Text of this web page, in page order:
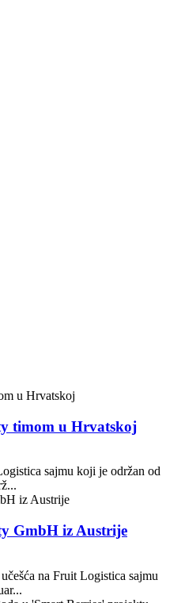
timom u Hrvatskoj
sajmu koji je održan od
GmbH iz Austrije
na Fruit Logistica sajmu